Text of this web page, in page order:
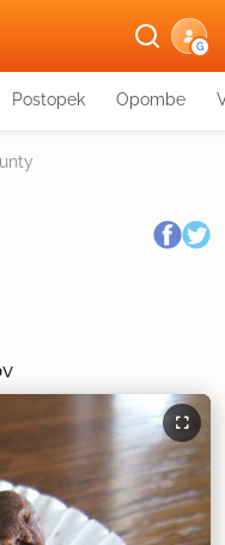
G
Postopek Opombe